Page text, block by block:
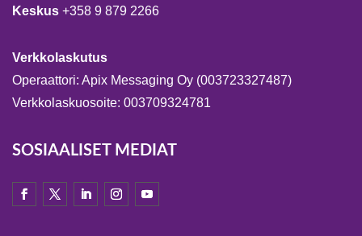
Keskus +358 9 879 2266
Verkkolaskutus
Operaattori: Apix Messaging Oy (003723327487)
Verkkolaskuosoite: 003709324781
SOSIAALISET MEDIAT